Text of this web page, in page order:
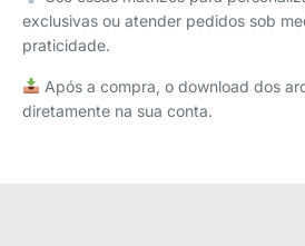
exclusivas ou atender pedidos sob
praticidade.
Após a compra, o download dos
diretamente na sua conta.